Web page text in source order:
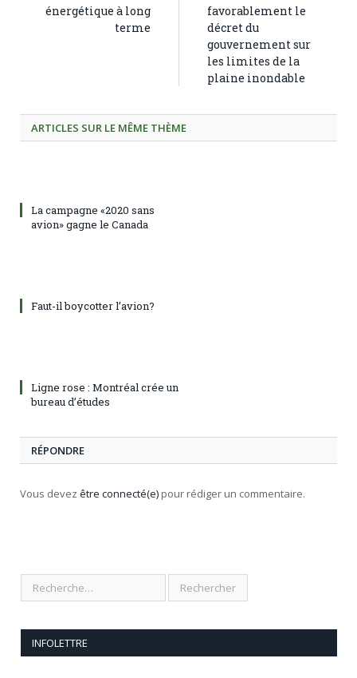
énergétique à long
terme
favorablement le
décret du
gouvernement sur
les limites de la
plaine inondable
ARTICLES SUR LE MÊME THÈME
La campagne «2020 sans
avion» gagne le Canada
Faut-il boycotter l’avion?
Ligne rose : Montréal crée un
bureau d’études
RÉPONDRE
Vous devez être connecté(e) pour rédiger un commentaire.
INFOLETTRE